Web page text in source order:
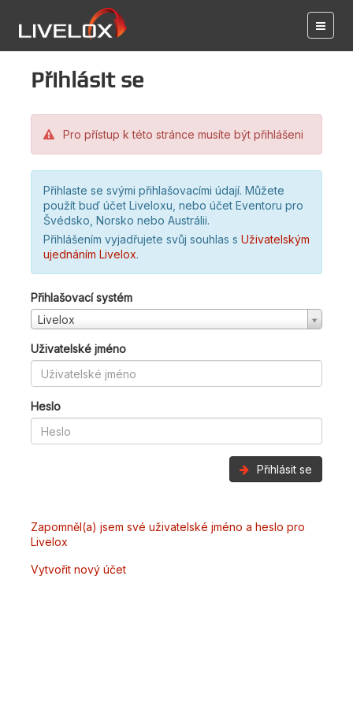
Přihlásit se
Pro přístup k této stránce musíte být přihlášeni
Přihlaste se svými přihlašovacími údají. Můžete
použít buď účet Liveloxu, nebo účet Eventoru pro
Švédsko, Norsko nebo Austrálii.
Přihlášením vyjadřujete svůj souhlas s Uživatelským
ujednáním Livelox.
Přihlašovací systém
Livelox
Uživatelské jméno
Heslo
Přihlásit se
Zapomněl(a) jsem své uživatelské jméno a heslo pro
Livelox
Vytvořit nový účet